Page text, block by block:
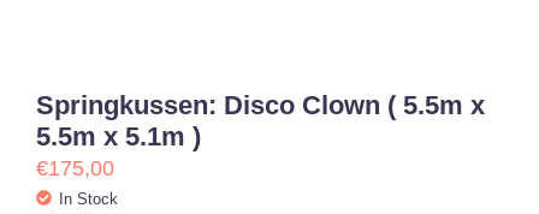
Springkussen: Disco Clown ( 5.5m x
5.5m x 5.1m )
€175,00
In Stock